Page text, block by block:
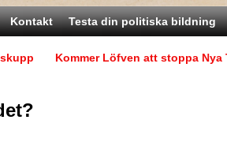
Kontakt Testa din politiska bildning
Kommer Löfven att stoppa